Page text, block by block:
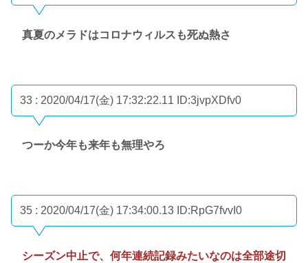
真夏のメラドはコロナウィルスも死ぬ熱さ
33 : 2020/04/17(金) 17:32:22.11 ID:3jvpXDfv0
つーか今年も来年も無理やろ
35 : 2020/04/17(金) 17:34:00.13 ID:RpG7fvvI0
シーズン中止で、何年連続記録みたいなのは全部途切